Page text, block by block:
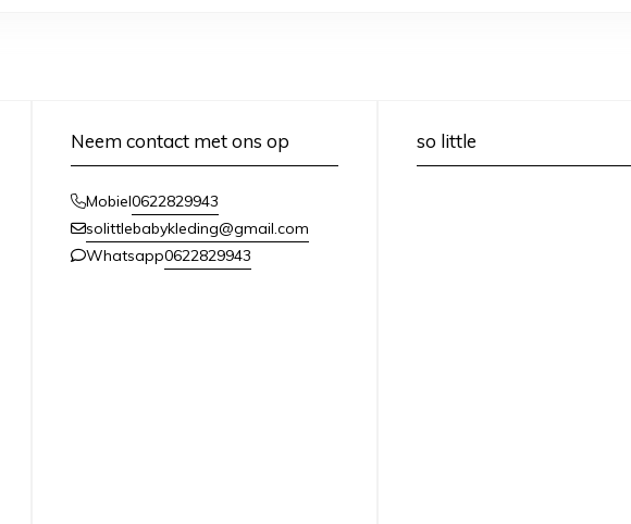
Neem contact met ons op
Mobiel0622829943
solittlebabykleding@gmail.com
Whatsapp0622829943
so little